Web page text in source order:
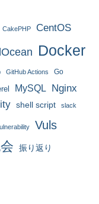
CakePHP CentOS
Docker
GitHub Actions Go
MySQL Nginx
shell script slack
Vuls
振り返り